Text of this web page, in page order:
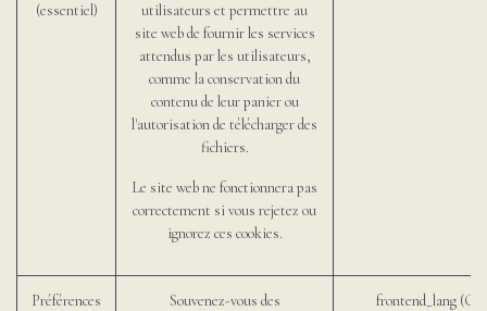
(essentiel)
utilisateurs et permettre au
site web de fournir les services
attendus par les utilisateurs,
comme la conservation du
contenu de leur panier ou
l'autorisation de télécharger des
fichiers.
Le site web ne fonctionnera pas
correctement si vous rejetez ou
ignorez ces cookies.
Préférences
Souvenez-vous des
frontend_lang